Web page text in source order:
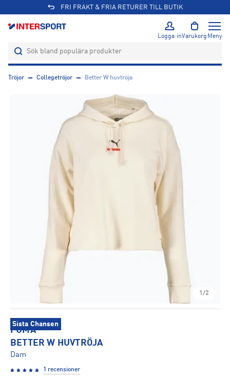
FRI FRAKT & FRIA RETURER TILL BUTIK
Logga inVarukorg Meny
Tröjor Collegetröjor Better W huvtröja
1/2
Sista Chansen
PUMA
BETTER W HUVTRÖJA
Dam
1 recensioner